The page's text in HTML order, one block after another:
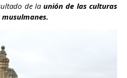
de launión de las culturas